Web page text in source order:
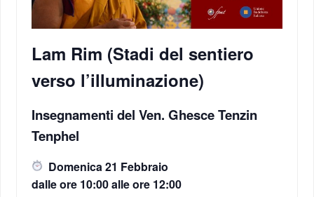
Lam Rim (Stadi del sentiero
verso l’illuminazione)
Insegnamenti del Ven. Ghesce Tenzin
Tenphel
Domenica 21 Febbraio
dalle ore 10:00 alle ore 12:00